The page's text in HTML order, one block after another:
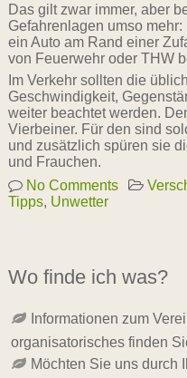
Das gilt zwar immer, aber
Gefahrenlagen umso
ein Auto am Rand einer
von Feuerwehr oder THW
Im Verkehr sollten die
Geschwindigkeit,
weiter beachtet werden.
Vierbeiner. Für den sind
und zusätzlich spüren sie
und Frauchen.
No Comments
Tipps, Unwetter
Wo finde ich was?
Informationen zum
organisatorisches finden
Möchten Sie uns durch